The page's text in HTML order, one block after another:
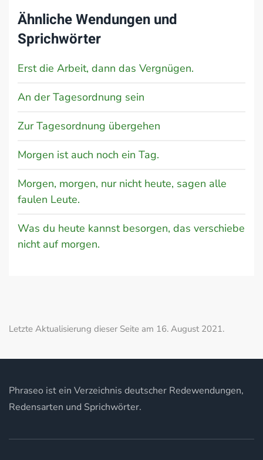
Ähnliche Wendungen und
Sprichwörter
Erst die Arbeit, dann das Vergnügen.
An der Tagesordnung sein
Zur Tagesordnung übergehen
Morgen ist auch noch ein Tag.
Morgen, morgen, nur nicht heute, sagen alle
faulen Leute.
Was du heute kannst besorgen, das verschiebe
nicht auf morgen.
Letzte Aktualisierung dieser Seite am 16. August 2021.
Phraseo ist ein Verzeichnis deutscher Redewendungen,
Redensarten und Sprichwörter.